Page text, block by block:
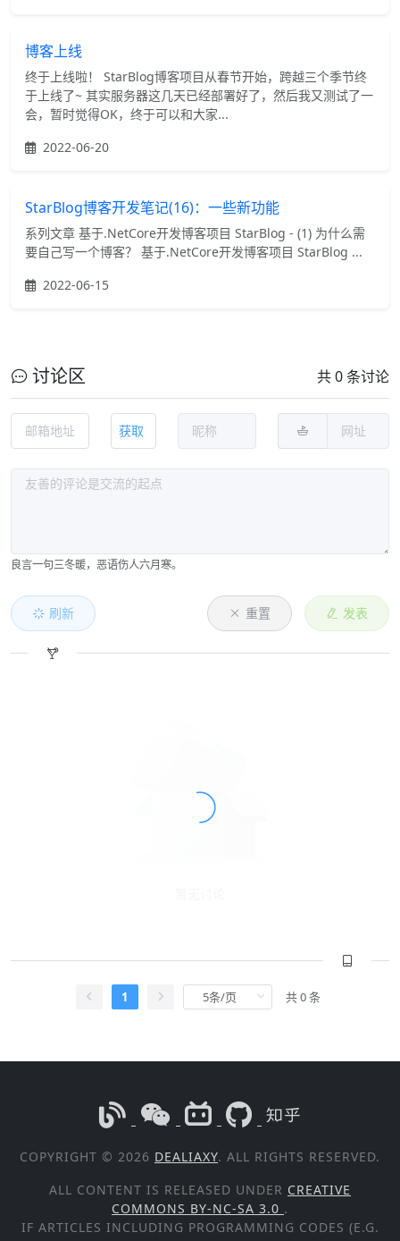
博客上线
终于上线啦！ StarBlog博客项目从春节开始，跨越三个季节终
于上线了~ 其实服务器这几天已经部署好了，然后我又测试了一
会，暂时觉得OK，终于可以和大家...
2022-06-20
StarBlog博客开发笔记(16)：一些新功能
系列文章 基于.NetCore开发博客项目 StarBlog - (1) 为什么需
要自己写一个博客？ 基于.NetCore开发博客项目 StarBlog ...
2022-06-15
讨论区 共 0 条讨论
获取
良言一句三冬暖，恶语伤人六月寒。
刷新 重置 发表
1 共 0 条
COPYRIGHT © 2026 DEALIAXY. ALL RIGHTS RESERVED.
ALL CONTENT IS RELEASED UNDER CREATIVE
COMMONS BY-NC-SA 3.0 .
IF ARTICLES INCLUDING PROGRAMMING CODES (E.G.